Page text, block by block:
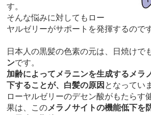
す。
そんな悩みに対してもロー
ヤルゼリーがサポートを発揮するので
日本人の黒髪の色素の元は、日焼けで
ンです。
加齢によってメラニンを生成するメラ
下することが、白髪の原因 となってい
ローヤルゼリーのデセン酸がもたらす
果は、このメラノサイトの機能低下を